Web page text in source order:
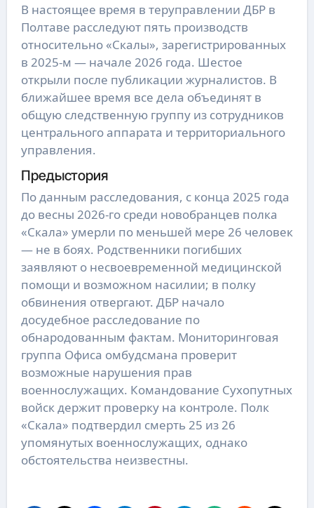
В настоящее время в теруправлении ДБР в
Полтаве расследуют пять производств
относительно «Скалы», зарегистрированных
в 2025-м — начале 2026 года. Шестое
открыли после публикации журналистов. В
ближайшее время все дела объединят в
общую следственную группу из сотрудников
центрального аппарата и территориального
управления.
Предыстория
По данным расследования, с конца 2025 года
до весны 2026-го среди новобранцев полка
«Скала» умерли по меньшей мере 26 человек
— не в боях. Родственники погибших
заявляют о несвоевременной медицинской
помощи и возможном насилии; в полку
обвинения отвергают. ДБР начало
досудебное расследование по
обнародованным фактам. Мониторинговая
группа Офиса омбудсмана проверит
возможные нарушения прав
военнослужащих. Командование Сухопутных
войск держит проверку на контроле. Полк
«Скала» подтвердил смерть 25 из 26
упомянутых военнослужащих, однако
обстоятельства неизвестны.